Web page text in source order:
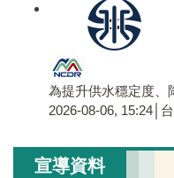
為提升供水穩定度、
2026-08-06, 15:24│
宣導資料